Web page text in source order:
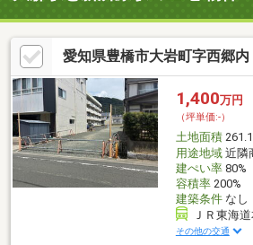
愛知県豊橋市大岩町字西郷内
1,400万円
（坪単価:-）
土地面積
用途地域近隣
建ぺい率80%
容積率200%
建築条件なし
ＪＲ東海
その他の交通